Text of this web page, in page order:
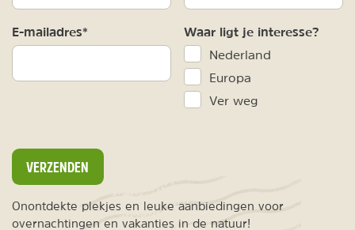
E-mailadres* Waar ligt je interesse?
Nederland
Europa
Ver weg
VERZENDEN
Onontdekte plekjes en leuke aanbiedingen voor
overnachtingen en vakanties in de natuur!